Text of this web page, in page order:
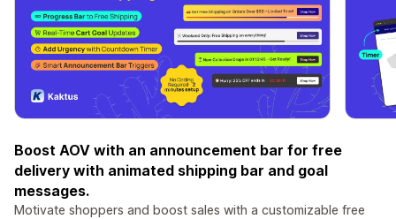
Boost AOV with an announcement bar for free
delivery with animated shipping bar and goal
messages.
Motivate shoppers and boost sales with a customizable free